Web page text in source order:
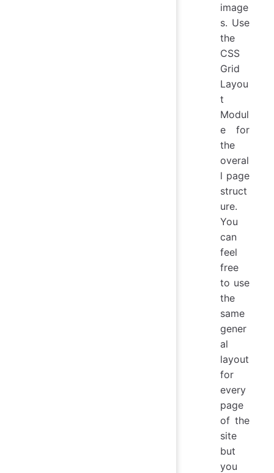
image
s. Use
the
CSS
Grid
Layou
t
Modul
e for
the
overal
l page
struct
ure.
You
can
feel
free
to use
the
same
gener
al
layout
for
every
page
of the
site
but
you